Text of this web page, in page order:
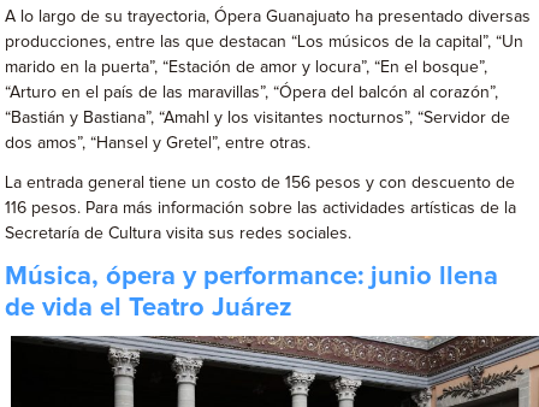
A lo largo de su trayectoria, Ópera Guanajuato ha presentado diversas
producciones, entre las que destacan “Los músicos de la capital”, “Un
marido en la puerta”, “Estación de amor y locura”, “En el bosque”,
“Arturo en el país de las maravillas”, “Ópera del balcón al corazón”,
“Bastián y Bastiana”, “Amahl y los visitantes nocturnos”, “Servidor de
dos amos”, “Hansel y Gretel”, entre otras.
La entrada general tiene un costo de 156 pesos y con descuento de
116 pesos. Para más información sobre las actividades artísticas de la
Secretaría de Cultura visita sus redes sociales.
Música, ópera y performance: junio llena
de vida el Teatro Juárez